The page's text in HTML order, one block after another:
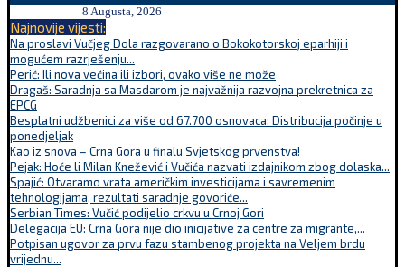
8 Augusta, 2026
Najnovije vijesti:
Na proslavi Vučjeg Dola razgovarano o Bokokotorskoj eparhiji i
mogućem razrješenju...
Perić: Ili nova većina ili izbori, ovako više ne može
Dragaš: Saradnja sa Masdarom je najvažnija razvojna prekretnica za
EPCG
Besplatni udžbenici za više od 67.700 osnovaca: Distribucija počinje u
ponedjeljak
Kao iz snova – Crna Gora u finalu Svjetskog prvenstva!
Pejak: Hoće li Milan Knežević i Vučića nazvati izdajnikom zbog dolaska...
Spajić: Otvaramo vrata američkim investicijama i savremenim
tehnologijama, rezultati saradnje govoriće...
Serbian Times: Vučić podijelio crkvu u Crnoj Gori
Delegacija EU: Crna Gora nije dio inicijative za centre za migrante,...
Potpisan ugovor za prvu fazu stambenog projekta na Veljem brdu
vrijednu...